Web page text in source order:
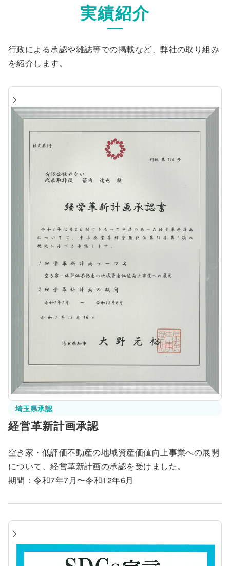
実績紹介
行政による承認や雑誌等での掲載など、弊社の取り組み
を紹介します。
埼玉県承認
経営革新計画承認
空き家・低評価不動産の地域資産価値向上事業への展開
について、経営革新計画の承認を受けました。
期間：令和7年7月〜令和12年6月